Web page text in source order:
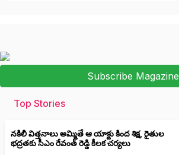
Subscribe Magazine
Top Stories
నకిలీ విత్తనాలు అమ్మితే ఆ యాక్టు కింద శిక్ష, రైతుల
భద్రతకు సీఎం రేవంత్ రెడ్డి కీలక చర్యలు